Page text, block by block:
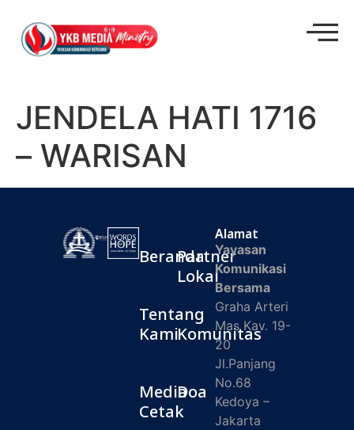
JENDELA HATI 1716
– WARISAN
Beranda
Tentang
Kami
Media
Cetak
Partner
Lokal
Komunitas
Doa
Alamat
Yayasan
Komunikasi
Bersama
Graha Arteri
Mas Kav. 19-
20
Jl.Panjang
No.68
Kedoya –
Jakarta